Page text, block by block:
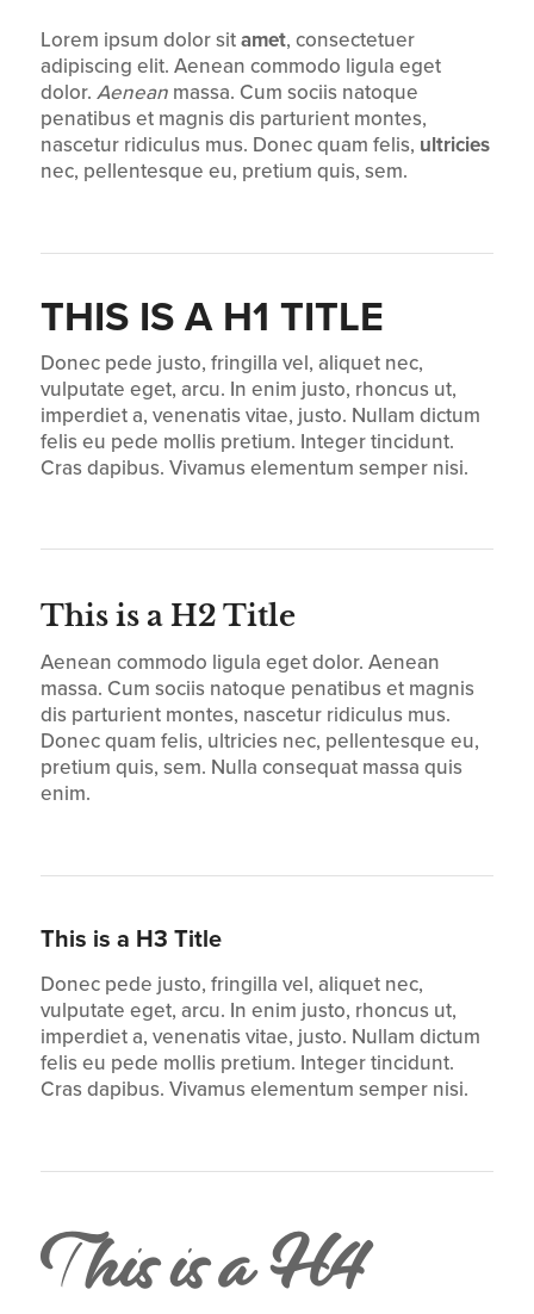
Lorem ipsum dolor sitamet, consectetuer
adipiscing elit. Aenean commodo ligula eget
dolor. Aeneanmassa. Cum sociis natoque
penatibus et magnis dis parturient montes,
nascetur ridiculus mus. Donec quam felis, ultricies
nec, pellentesque eu, pretium quis, sem.
THIS IS A H1 TITLE
Donec pede justo, fringilla vel, aliquet nec,
vulputate eget, arcu. In enim justo, rhoncus ut,
imperdiet a, venenatis vitae, justo. Nullam dictum
felis eu pede mollis pretium. Integer tincidunt.
Cras dapibus. Vivamus elementum semper nisi.
This is a H2 Title
Aenean commodo ligula eget dolor. Aenean
massa. Cum sociis natoque penatibus et magnis
dis parturient montes, nascetur ridiculus mus.
Donec quam felis, ultricies nec, pellentesque eu,
pretium quis, sem. Nulla consequat massa quis
enim.
This is a H3 Title
Donec pede justo, fringilla vel, aliquet nec,
vulputate eget, arcu. In enim justo, rhoncus ut,
imperdiet a, venenatis vitae, justo. Nullam dictum
felis eu pede mollis pretium. Integer tincidunt.
Cras dapibus. Vivamus elementum semper nisi.
This is a H4